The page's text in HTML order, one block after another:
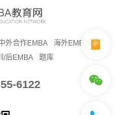
外合作EMBA
海外EMBA
/后EMBA 题库
6122